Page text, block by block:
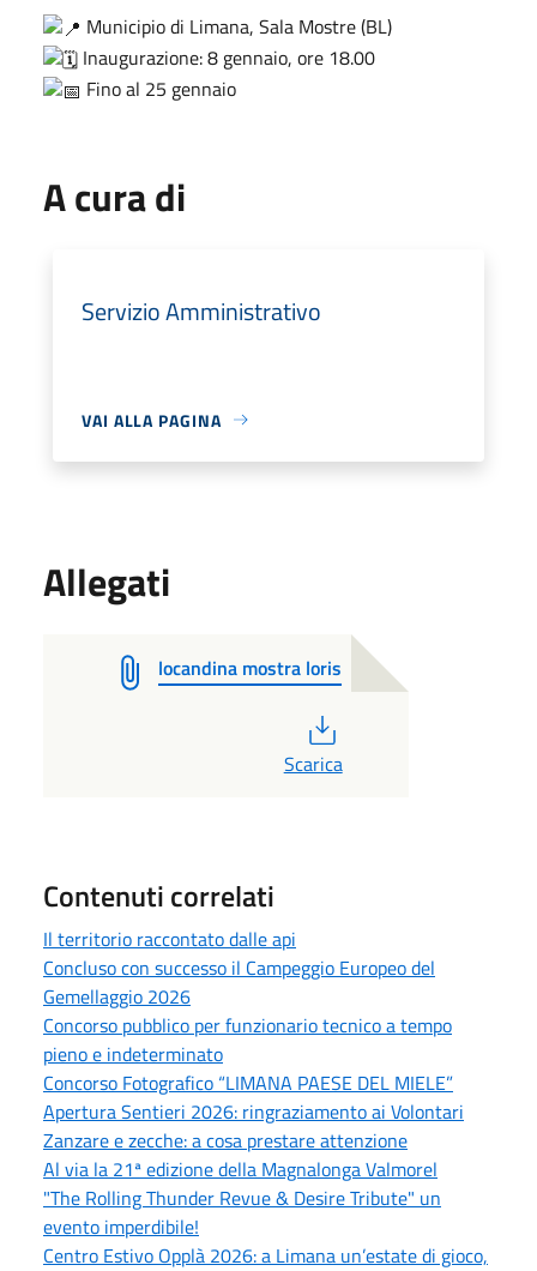
Municipio di Limana, Sala Mostre (BL)
Inaugurazione: 8 gennaio, ore 18.00
Fino al 25 gennaio
A cura di
Servizio Amministrativo
VAI ALLA PAGINA
Allegati
locandina mostra loris
Scarica
Contenuti correlati
Il territorio raccontato dalle api
Concluso con successo il Campeggio Europeo del
Gemellaggio 2026
Concorso pubblico per funzionario tecnico a tempo
pieno e indeterminato
Concorso Fotografico “LIMANA PAESE DEL MIELE”
Apertura Sentieri 2026: ringraziamento ai Volontari
Zanzare e zecche: a cosa prestare attenzione
Al via la 21ª edizione della Magnalonga Valmorel
"The Rolling Thunder Revue & Desire Tribute" un
evento imperdibile!
Centro Estivo Opplà 2026: a Limana un’estate di gioco,